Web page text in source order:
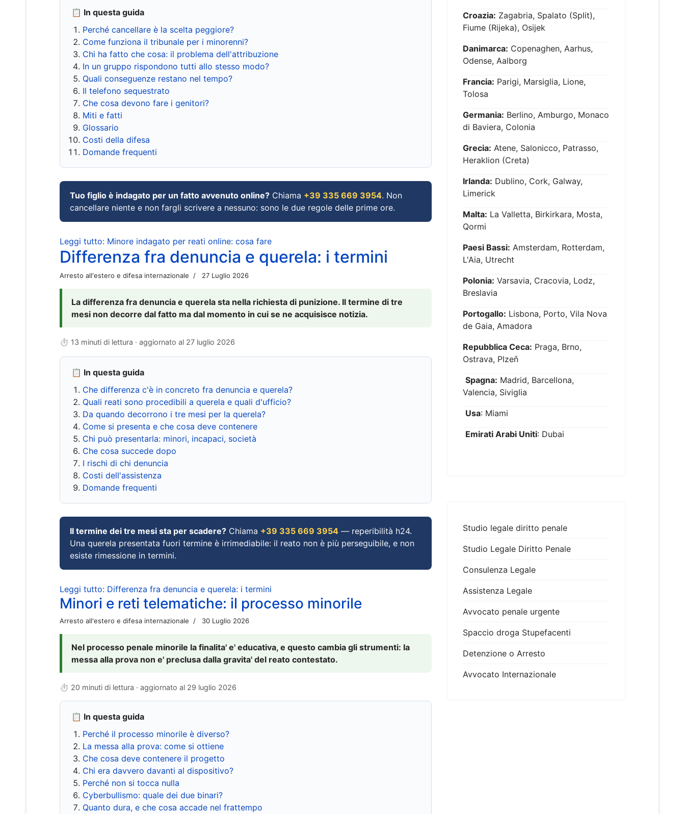
📋 In questa guida
Perché cancellare è la scelta peggiore?
Come funziona il tribunale per i minorenni?
Chi ha fatto che cosa: il problema dell'attribuzione
In un gruppo rispondono tutti allo stesso modo?
Quali conseguenze restano nel tempo?
Il telefono sequestrato
Che cosa devono fare i genitori?
Miti e fatti
Glossario
Costi della difesa
Domande frequenti
Tuo figlio è indagato per un fatto avvenuto online? Chiama +39 335 669 3954. Non
cancellare niente e non fargli scrivere a nessuno: sono le due regole delle prime ore.
Leggi tutto: Minore indagato per reati online: cosa fare
Differenza fra denuncia e querela: i termini
Arresto all'estero e difesa internazionale 27 Luglio 2026
La differenza fra denuncia e querela sta nella richiesta di punizione. Il termine di tre
mesi non decorre dal fatto ma dal momento in cui se ne acquisisce notizia.
⏱ 13 minuti di lettura · aggiornato al 27 luglio 2026
📋 In questa guida
Che differenza c'è in concreto fra denuncia e querela?
Quali reati sono procedibili a querela e quali d'ufficio?
Da quando decorrono i tre mesi per la querela?
Come si presenta e che cosa deve contenere
Chi può presentarla: minori, incapaci, società
Che cosa succede dopo
I rischi di chi denuncia
Costi dell'assistenza
Domande frequenti
Il termine dei tre mesi sta per scadere? Chiama +39 335 669 3954 — reperibilità h24.
Una querela presentata fuori termine è irrimediabile: il reato non è più perseguibile, e non
esiste rimessione in termini.
Leggi tutto: Differenza fra denuncia e querela: i termini
Minori e reti telematiche: il processo minorile
Arresto all'estero e difesa internazionale 30 Luglio 2026
Nel processo penale minorile la finalita' e' educativa, e questo cambia gli strumenti: la
messa alla prova non e' preclusa dalla gravita' del reato contestato.
⏱ 20 minuti di lettura · aggiornato al 29 luglio 2026
📋 In questa guida
Perché il processo minorile è diverso?
La messa alla prova: come si ottiene
Che cosa deve contenere il progetto
Chi era davvero davanti al dispositivo?
Perché non si tocca nulla
Cyberbullismo: quale dei due binari?
Quanto dura, e che cosa accade nel frattempo
Croazia: Zagabria, Spalato (Split),
Fiume (Rijeka), Osijek
Danimarca: Copenaghen, Aarhus,
Odense, Aalborg
Francia: Parigi, Marsiglia, Lione,
Tolosa
Germania: Berlino, Amburgo, Monaco
di Baviera, Colonia
Grecia: Atene, Salonicco, Patrasso,
Heraklion (Creta)
Irlanda: Dublino, Cork, Galway,
Limerick
Malta: La Valletta, Birkirkara, Mosta,
Qormi
Paesi Bassi: Amsterdam, Rotterdam,
L'Aia, Utrecht
Polonia: Varsavia, Cracovia, Lodz,
Breslavia
Portogallo: Lisbona, Porto, Vila Nova
de Gaia, Amadora
Repubblica Ceca: Praga, Brno,
Ostrava, Plzeň
Spagna: Madrid, Barcellona,
Valencia, Siviglia
Usa: Miami
Emirati Arabi Uniti: Dubai
Studio legale diritto penale
Studio Legale Diritto Penale
Consulenza Legale
Assistenza Legale
Avvocato penale urgente
Spaccio droga Stupefacenti
Detenzione o Arresto
Avvocato Internazionale